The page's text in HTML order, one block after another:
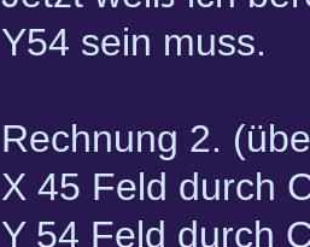
Y54 sein muss.
Rechnung 2.
X 45 Feld durch
Y 54 Feld durch